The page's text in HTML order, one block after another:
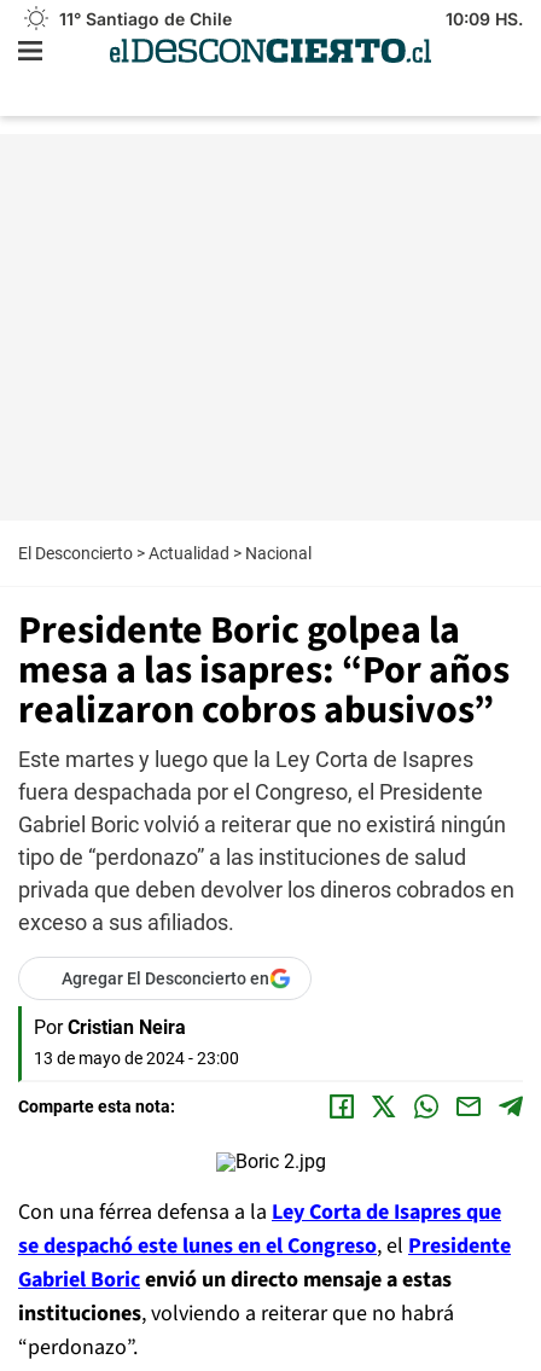
11° Santiago de Chile 10:09 HS.
El Desconcierto >Actualidad > Nacional
Presidente Boric golpea la
mesa a las isapres: “Por años
realizaron cobros abusivos”
Este martes y luego que la Ley Corta de Isapres
fuera despachada por el Congreso, el Presidente
Gabriel Boric volvió a reiterar que no existirá ningún
tipo de “perdonazo” a las instituciones de salud
privada que deben devolver los dineros cobrados en
exceso a sus afiliados.
Agregar El Desconcierto en
Por Cristian Neira
13 de mayo de 2024 - 23:00
Comparte esta nota:
Con una férrea defensa a la Ley Corta de Isapres que
se despachó este lunes en el Congreso, el Presidente
Gabriel Boricenvió un directo mensaje a estas
instituciones, volviendo a reiterar que no habrá
“perdonazo”.